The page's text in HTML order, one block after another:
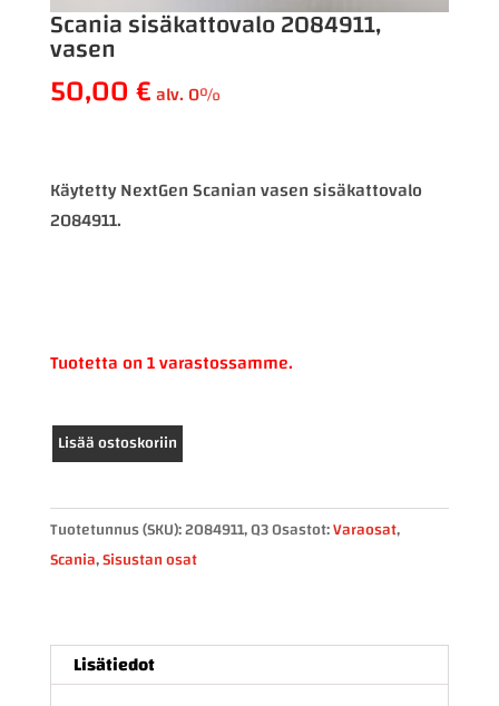
Scania sisäkattovalo 2084911,
vasen
50,00€alv. 0%
Käytetty NextGen Scanian vasen sisäkattovalo
2084911.
Tuotetta on 1 varastossamme.
Scania
sisäkattovalo
vasen
määrä
Lisää ostoskoriin
Tuotetunnus (SKU):2084911, Q3Osastot:Varaosat,
Scania,Sisustan osat
Lisätiedot